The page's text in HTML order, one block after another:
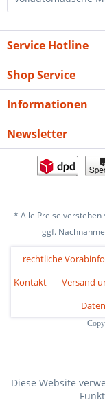
Service Hotline
Shop Service
Informationen
Newsletter
* Alle Preise
ggf.
rechtliche
Kontakt
Versand
Diese Website